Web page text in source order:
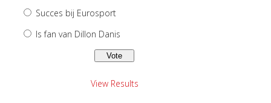
Succes bij Eurosport
Is fan van Dillon Danis
View Results